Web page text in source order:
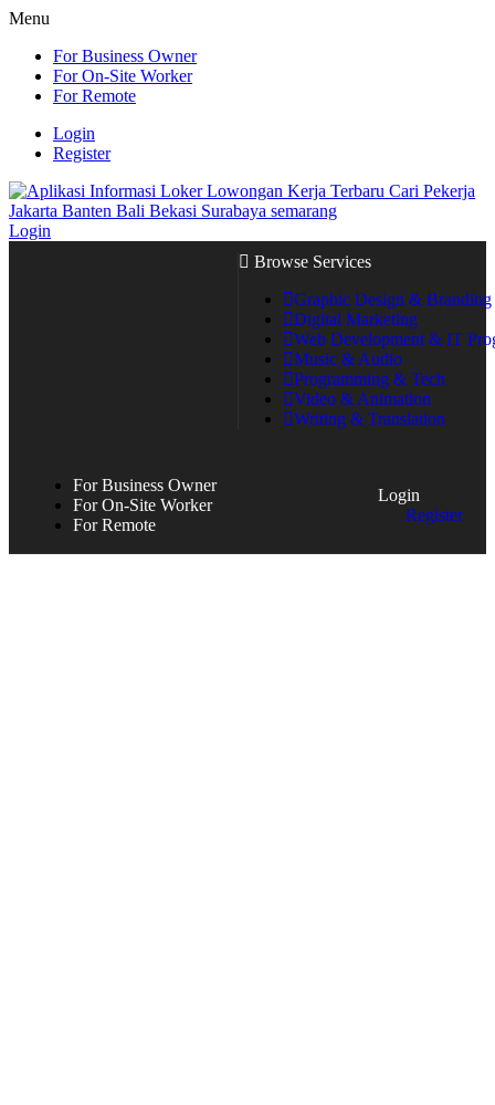
Menu
For Business Owner
For On-Site Worker
For Remote
Login
Register
Login
Browse Services
Graphic Design & Branding
Digital Marketing
Web Development & IT
Music & Audio
Programming & Tech
Video & Animation
Writing & Translation
For Business Owner
For On-Site Worker
For Remote
Login
Register